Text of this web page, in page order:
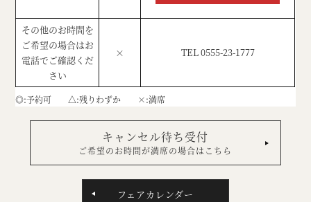
その他のお時間を
ご希望の場合はお
電話でご確認くだ
さい
× TEL 0555-23-1777
◎ 予約可 △ 残りわずか × 満席
キャンセル待ち受付
ご希望のお時間が満席の場合はこちら
フェアカレンダー